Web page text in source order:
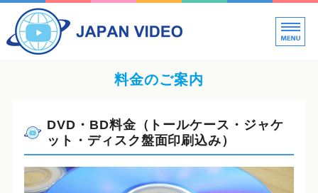
映像制作の流れ・Q&A
会社概要
料金のご案内
DVD・BD料金（トールケース・ジャケ
ット・ディスク盤面印刷込み）